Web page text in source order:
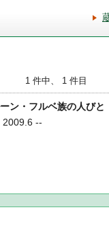
1 件中、 1 件目
ン・フルベ族の人びと
2009.6 --